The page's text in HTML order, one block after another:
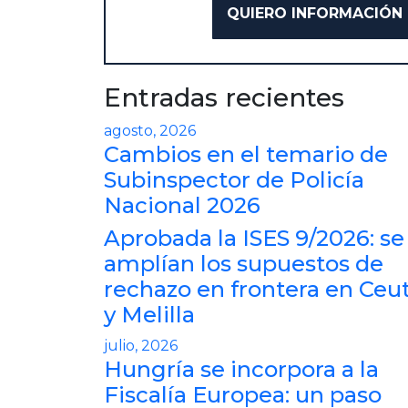
Entradas recientes
agosto, 2026
Cambios en el temario de
Subinspector de Policía
Nacional 2026
Aprobada la ISES 9/2026: se
amplían los supuestos de
rechazo en frontera en
y Melilla
julio, 2026
Hungría se incorpora a la
Fiscalía Europea: un paso